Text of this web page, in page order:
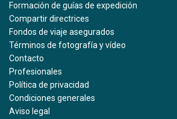
Formación de guías de expedición
Compartir directrices
Fondos de viaje asegurados
Términos de fotografía y vídeo
Contacto
Profesionales
Política de privacidad
Condiciones generales
Aviso legal